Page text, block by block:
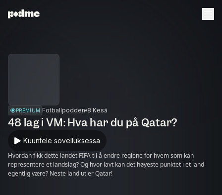
PREMIUM Fotballpodden 8 Kesä
48 lag i VM: Hva har du på Qatar?
Kuuntele sovelluksessa
Hvordan fikk dette landet FIFA til å endre reglene for hvem som kan
representere et landslag? Og hvor lavt kan det høyeste punktet i et land
egentlig være? Neste land ut er Qatar!